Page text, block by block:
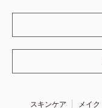
スキンケア メイク